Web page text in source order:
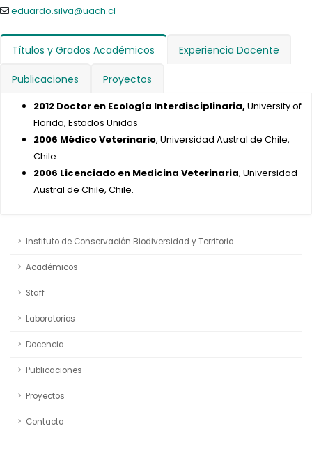
eduardo.silva@uach.cl
Títulos y Grados Académicos Experiencia Docente
Publicaciones Proyectos
2012 Doctor en Ecología Interdisciplinaria, University of
Florida, Estados Unidos
2006 Médico Veterinario, Universidad Austral de Chile,
Chile.
2006 Licenciado en Medicina Veterinaria, Universidad
Austral de Chile, Chile.
Instituto de Conservación Biodiversidad y Territorio
Académicos
Staff
Laboratorios
Docencia
Publicaciones
Proyectos
Contacto